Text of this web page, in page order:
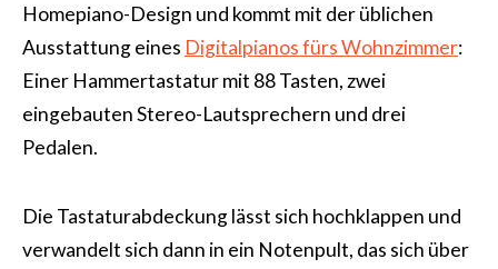
Homepiano-Design und kommt mit der üblichen
Ausstattung eines Digitalpianos fürs Wohnzimmer:
Einer Hammertastatur mit 88 Tasten, zwei
eingebauten Stereo-Lautsprechern und drei
Pedalen.
Die Tastaturabdeckung lässt sich hochklappen und
verwandelt sich dann in ein Notenpult, das sich über